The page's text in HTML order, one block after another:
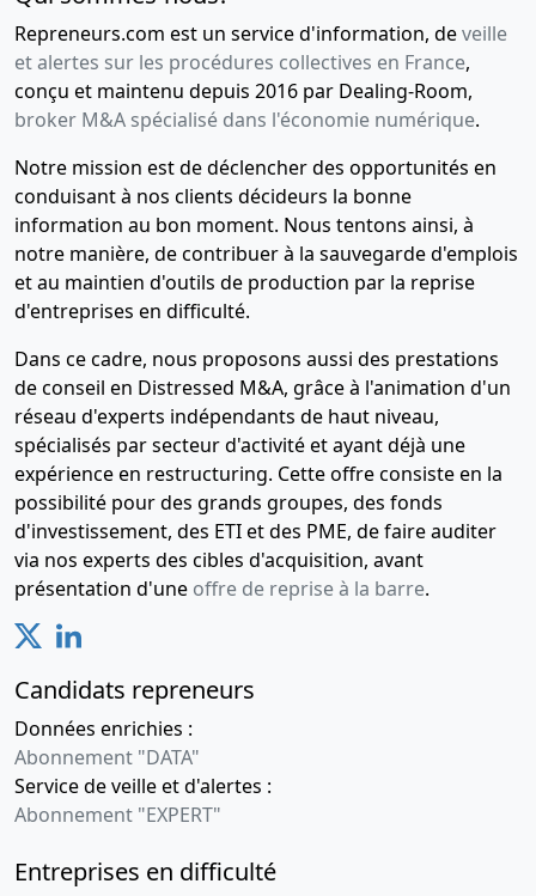
Repreneurs.com est un service d'information, deveille
et alertes sur les procédures collectives en France,
conçu et maintenu depuis 2016 par Dealing-Room,
broker M&A spécialisé dans l'économie numérique.
Notre mission est de déclencher des opportunités en
conduisant à nos clients décideurs la bonne
information au bon moment. Nous tentons ainsi, à
notre manière, de contribuer à la sauvegarde d'emplois
et au maintien d'outils de production par la reprise
d'entreprises en difficulté.
Dans ce cadre, nous proposons aussi des prestations
de conseil en Distressed M&A, grâce à l'animation d'un
réseau d'experts indépendants de haut niveau,
spécialisés par secteur d'activité et ayant déjà une
expérience en restructuring. Cette offre consiste en la
possibilité pour des grands groupes, des fonds
d'investissement, des ETI et des PME, de faire auditer
via nos experts des cibles d'acquisition, avant
présentation d'une offre de reprise à la barre.
Candidats repreneurs
Données enrichies :
Abonnement "DATA"
Service de veille et d'alertes :
Abonnement "EXPERT"
Entreprises en difficulté